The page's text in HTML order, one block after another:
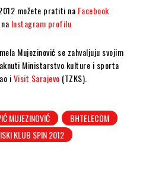
možete pratiti na Facebook
na Instagram profilu
Mujezinović se zahvaljuju svojim
Ministarstvo kulture i sporta
iVisit Sarajevo (TZKS).
MUJEZINOVIĆ
BHTELECOM
KLUB SPIN 2012